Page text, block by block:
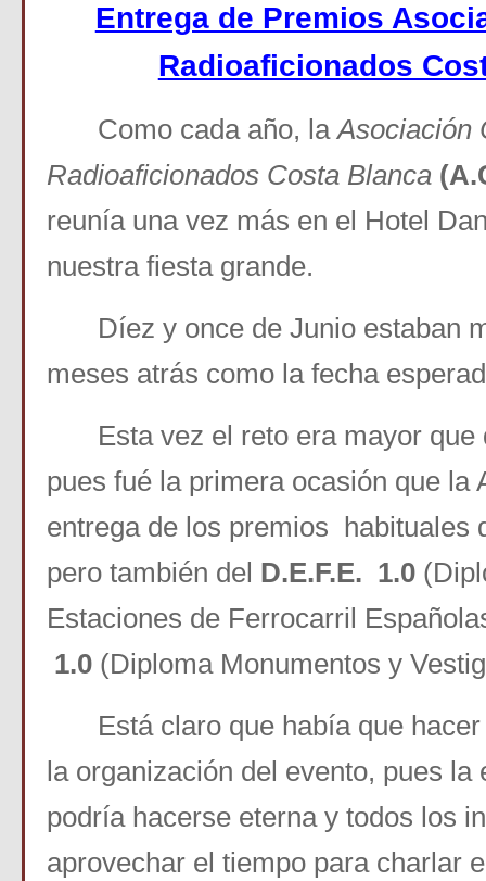
Entrega de Premios
Radioaficionados
Como cada año, laAsociación
Radioaficionados Costa Blanca
reunía una vez más en el Hotel
nuestra fiesta grande.
Díez y once de Junio estaban
meses atrás como la fecha
Esta vez el reto era mayor que
pues fué la primera ocasión que la
entrega de los premios habituales
pero también del D.E.F.E. 1.0
Estaciones de Ferrocarril
1.0 (Diploma Monumentos y
Está claro que había que
la organización del evento, pues la
podría hacerse eterna y todos los
aprovechar el tiempo para charlar